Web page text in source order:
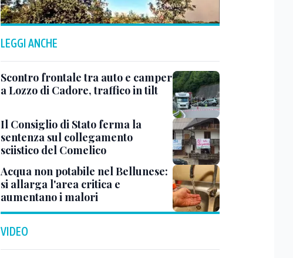
LEGGI ANCHE
Scontro frontale tra auto e camper
a Lozzo di Cadore, traffico in tilt
Il Consiglio di Stato ferma la
sentenza sul collegamento
sciistico del Comelico
Acqua non potabile nel Bellunese:
si allarga l'area critica e
aumentano i malori
VIDEO